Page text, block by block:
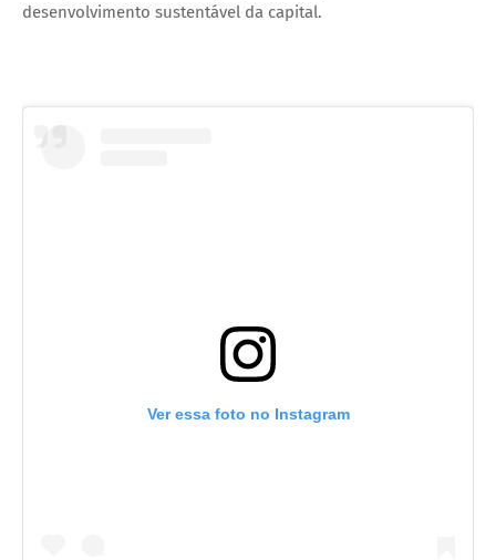
desenvolvimento sustentável da capital.
Ver essa foto no Instagram